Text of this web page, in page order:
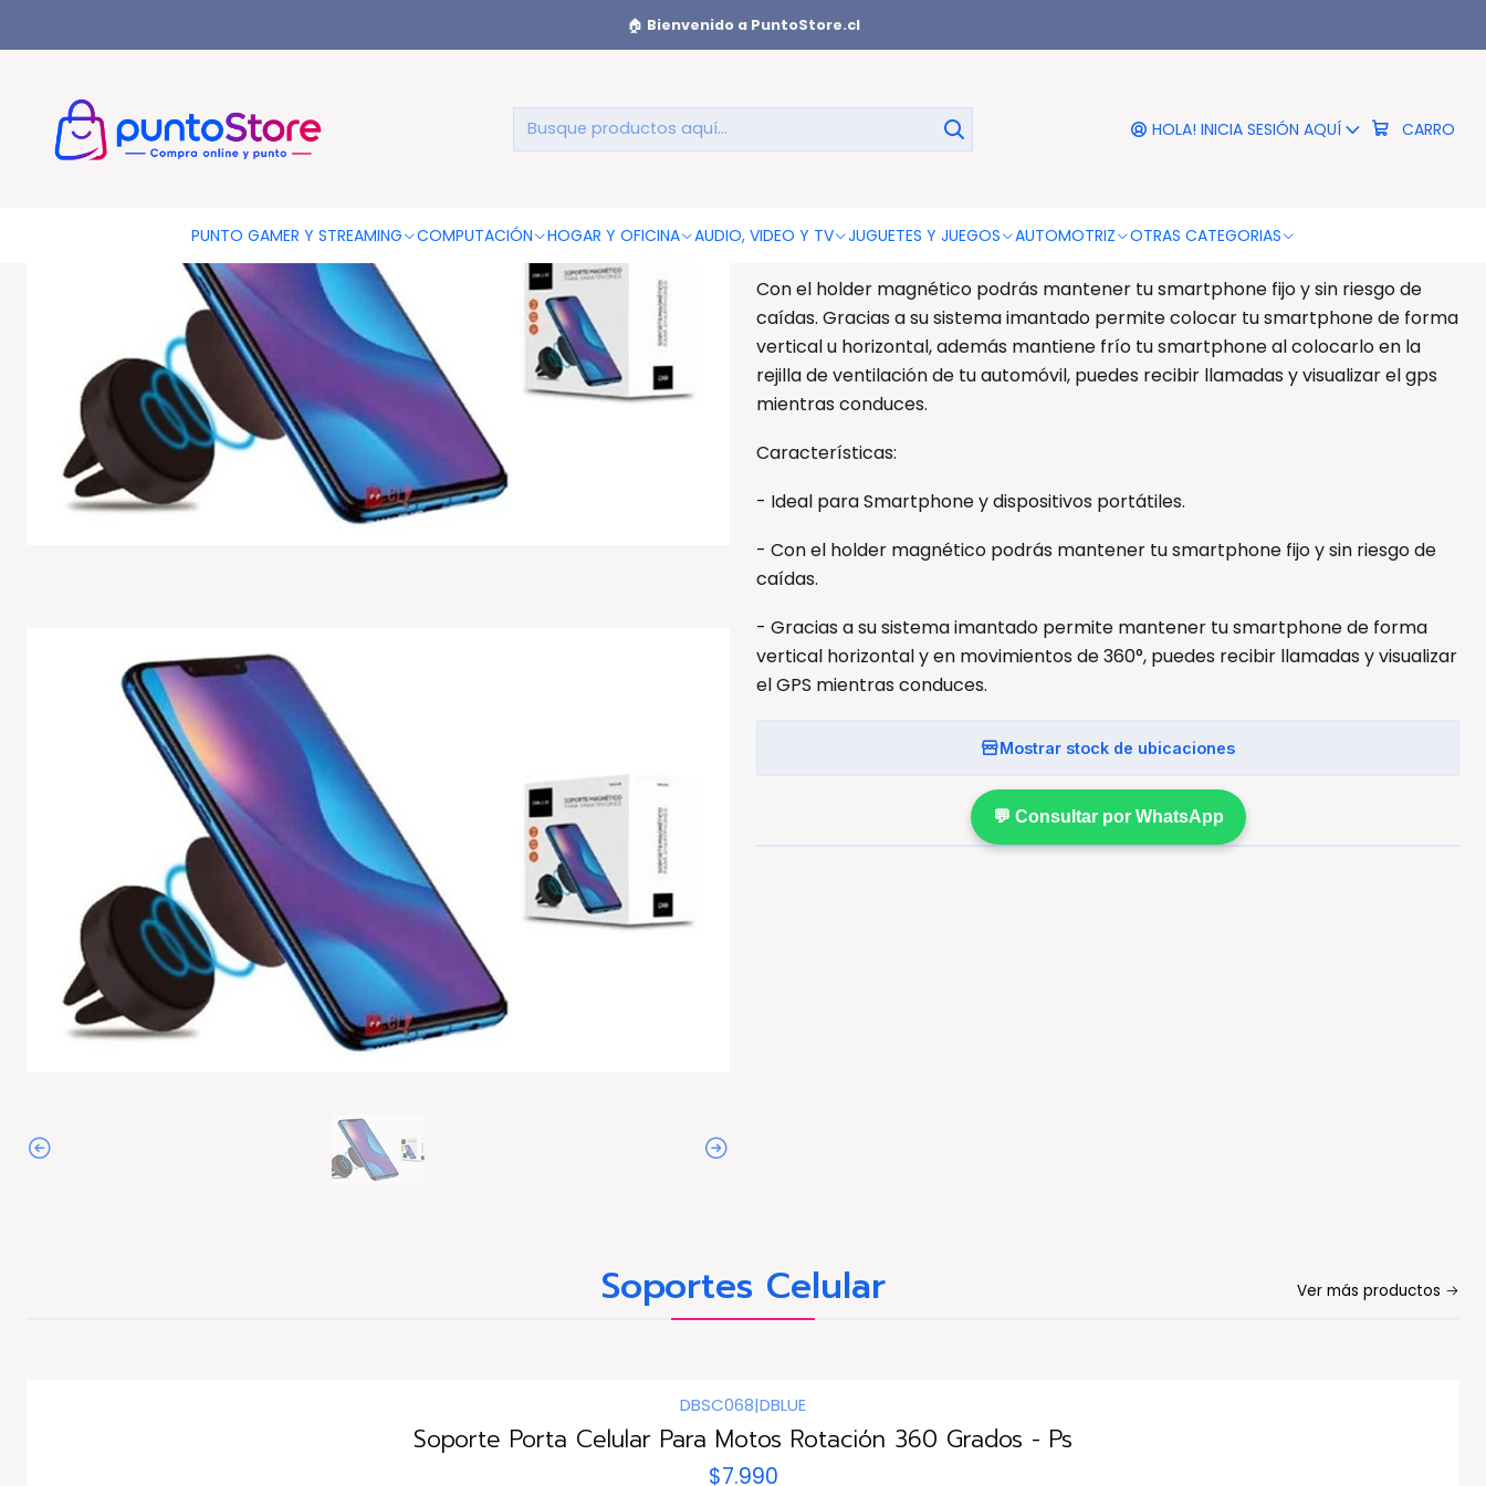
HOLA! INICIA SESIÓN AQUÍ CARRO
PUNTO GAMER Y STREAMING COMPUTACIÓN HOGAR Y OFICINA AUDIO, VIDEO Y TV JUGUETES Y JUEGOS AUTOMOTRIZ OTRAS CATEGORIAS
🏠 Bienvenido a PuntoStore.cl
Soporte Celular Magnético Autos - Ps
Soporte Celular Magnético Autos - Ps
AGREGAR AL CARRO
Soporte Celular Magnético Autos - Ps
Con el holder magnético podrás mantener tu smartphone fijo y sin riesgo de
caídas. Gracias a su sistema imantado permite colocar tu smartphone de forma
vertical u horizontal, además mantiene frío tu smartphone al colocarlo en la
rejilla de ventilación de tu automóvil, puedes recibir llamadas y visualizar el gps
mientras conduces.
Características:
- Ideal para Smartphone y dispositivos portátiles.
- Con el holder magnético podrás mantener tu smartphone fijo y sin riesgo de
caídas.
- Gracias a su sistema imantado permite mantener tu smartphone de forma
vertical horizontal y en movimientos de 360°, puedes recibir llamadas y visualizar
el GPS mientras conduces.
Mostrar stock de ubicaciones
💬 Consultar por WhatsApp
Soportes Celular Ver más productos
DBSC068|DBLUE
Soporte Porta Celular Para Motos Rotación 360 Grados - Ps
$7.990